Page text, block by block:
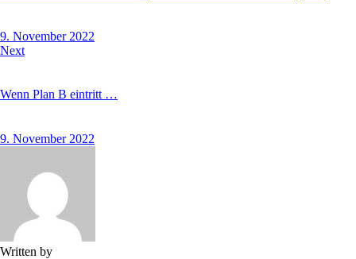
9. November 2022
Next
Wenn Plan B eintritt …
9. November 2022
Written by